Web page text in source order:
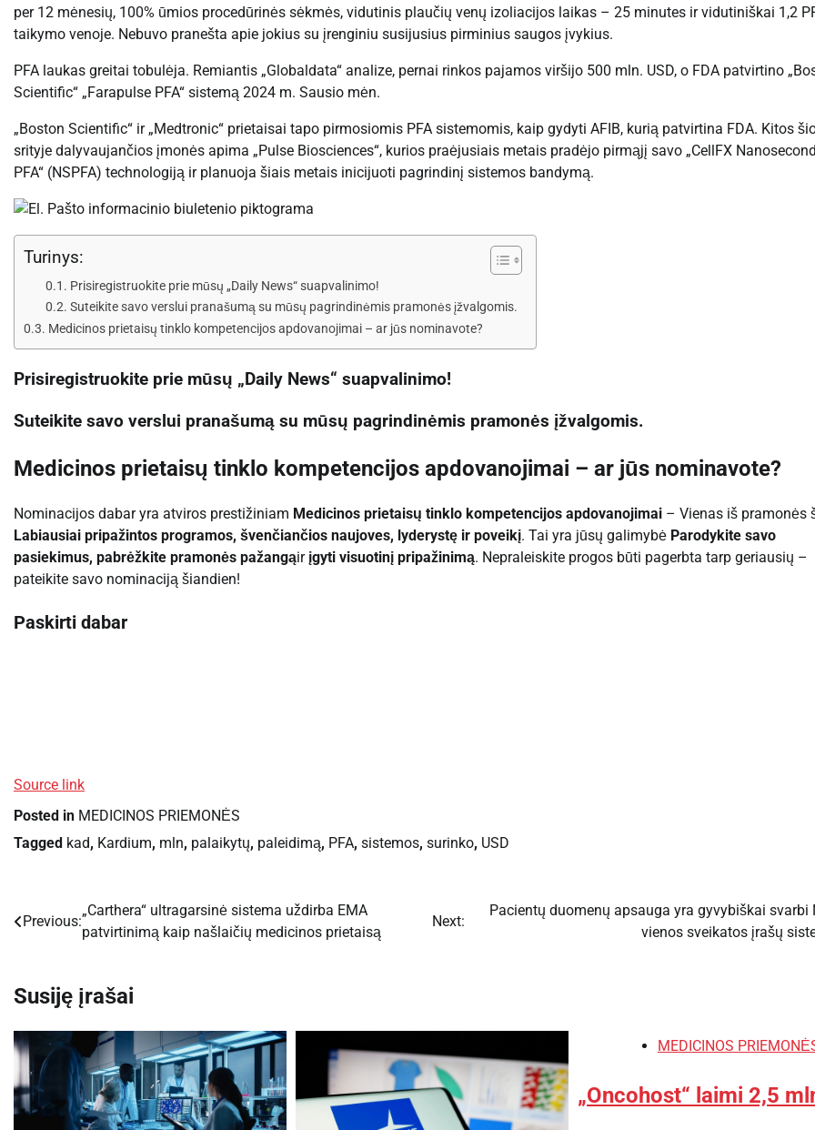
per 12 mėnesių, 100% ūmios procedūrinės sėkmės, vidutinis plaučių venų izoliacijos laikas – 25 minutes ir vidutiniškai 1,2
taikymo venoje. Nebuvo pranešta apie jokius su įrenginiu susijusius pirminius saugos įvykius.
PFA laukas greitai tobulėja. Remiantis „Globaldata“ analize, pernai rinkos pajamos viršijo 500 mln. USD, o FDA patvirtino
Scientific“ „Farapulse PFA“ sistemą 2024 m. Sausio mėn.
„Boston Scientific“ ir „Medtronic“ prietaisai tapo pirmosiomis PFA sistemomis, kaip gydyti AFIB, kurią patvirtina FDA. Kitos
srityje dalyvaujančios įmonės apima „Pulse Biosciences“, kurios praėjusiais metais pradėjo pirmąjį savo „CellFX Nanosecond
PFA“ (NSPFA) technologiją ir planuoja šiais metais inicijuoti pagrindinį sistemos bandymą.
Turinys:
Prisiregistruokite prie mūsų „Daily News“ suapvalinimo!
Suteikite savo verslui pranašumą su mūsų pagrindinėmis pramonės įžvalgomis.
Medicinos prietaisų tinklo kompetencijos apdovanojimai – ar jūs nominavote?
Prisiregistruokite prie mūsų „Daily News“ suapvalinimo!
Suteikite savo verslui pranašumą su mūsų pagrindinėmis pramonės įžvalgomis.
Medicinos prietaisų tinklo kompetencijos apdovanojimai – ar jūs nominavote?
Nominacijos dabar yra atviros prestižiniam Medicinos prietaisų tinklo kompetencijos apdovanojimai – Vienas iš pramonės
Labiausiai pripažintos programos, švenčiančios naujoves, lyderystę ir poveikį. Tai yra jūsų galimybė Parodykite savo
pasiekimus, pabrėžkite pramonės pažangąir įgyti visuotinį pripažinimą. Nepraleiskite progos būti pagerbta tarp geriausių –
pateikite savo nominaciją šiandien!
Paskirti dabar
Source link
Posted in MEDICINOS PRIEMONĖS
Tagged kad, Kardium, mln, palaikytų, paleidimą, PFA, sistemos, surinko, USD
Navigacija
įrašų
Previous:
„Carthera“ ultragarsinė sistema uždirba EMA
patvirtinimą kaip našlaičių medicinos prietaisą
Next:
Pacientų duomenų apsauga yra gyvybiškai svarbi
vienos sveikatos įrašų
Susiję įrašai
MEDICINOS
„Oncohost“ laimi 2,5